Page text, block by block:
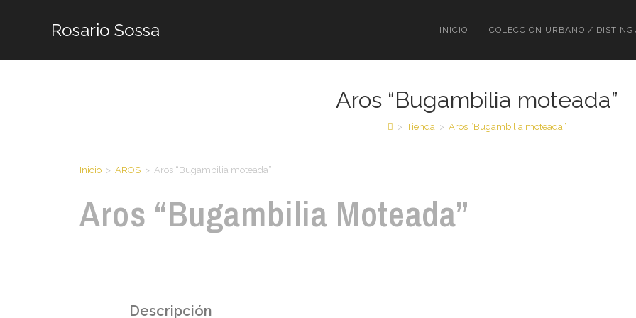
Rosario Sossa INICIO COLECCIÓN URBANO /
Aros “Bugambilia moteada”
> Tienda > Aros “Bugambilia moteada”
Inicio > AROS > Aros “Bugambilia moteada”
Aros “Bugambilia Moteada”
Descripción